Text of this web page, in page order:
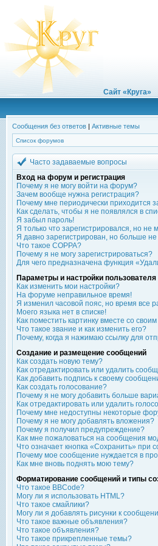
Сайт «Круга»
Сообщения без ответов | Активные темы
Список форумов
Часто задаваемые вопросы
Вход на форум и регистрация
Почему я не могу войти на форум?
Зачем вообще нужна регистрация?
Почему мне периодически приходится
Как сделать, чтобы я не появлялся в
Я забыл пароль!
Я только что зарегистрировался, но не
Я давно зарегистрирован, но больше не
Что такое COPPA?
Почему я не могу зарегистрироваться?
Для чего предназначена функция
Параметры и настройки пользователя
Как изменить мои настройки?
На форуме неправильное время!
Я изменил часовой пояс, но время все
Моего языка нет в списке!
Как поместить картинку вместе со
Что такое звание и как изменить его?
Почему, когда я нажимаю ссылку для
Создание и размещение сообщений
Как создать новую тему?
Как отредактировать или удалить
Как добавить подпись к своему
Как создать голосование?
Почему я не могу добавить больше
Как отредактировать или удалить
Почему мне недоступны некоторые
Почему я не могу добавлять вложения?
Почему я получил предупреждение?
Как мне пожаловаться на сообщения
Что означает кнопка «Сохранить» при
Почему мое сообщение нуждается в
Как мне вновь поднять мою тему?
Форматирование сообщений и типы
Что такое BBCode?
Могу ли я использовать HTML?
Что такое смайлики?
Могу ли я добавлять рисунки к
Что такое важные объявления?
Что такое объявления?
Что такое прикрепленные темы?